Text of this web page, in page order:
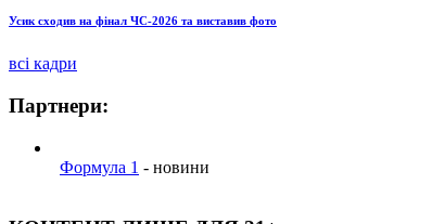
Усик сходив на фінал ЧС-2026 та виставив фото
всі кадри
Партнери:
Формула 1 - новини